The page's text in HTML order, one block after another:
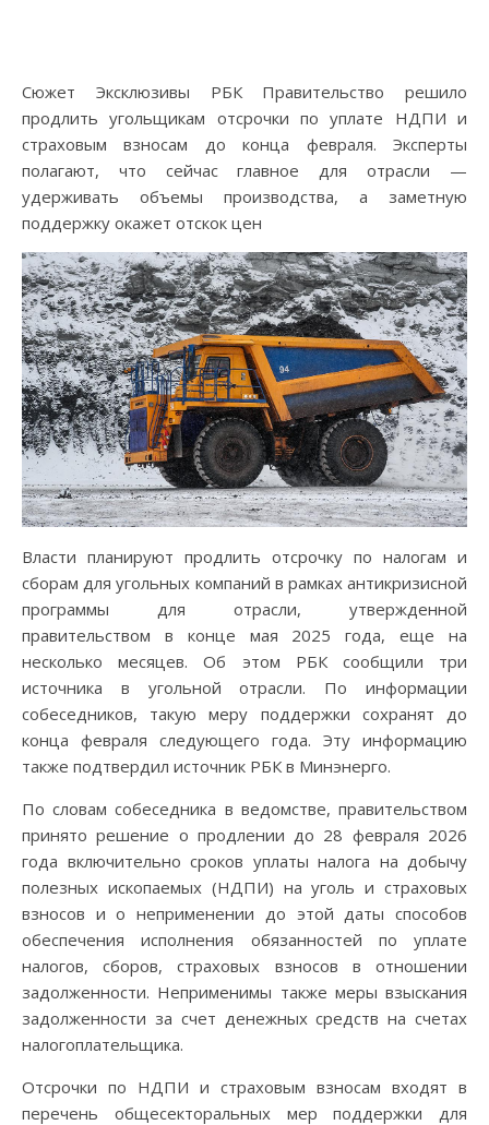
Сюжет Эксклюзивы РБК Правительство решило
продлить угольщикам отсрочки по уплате НДПИ и
страховым взносам до конца февраля. Эксперты
полагают, что сейчас главное для отрасли —
удерживать объемы производства, а заметную
поддержку окажет отскок цен
Власти планируют продлить отсрочку по налогам и
сборам для угольных компаний в рамках антикризисной
программы для отрасли, утвержденной
правительством в конце мая 2025 года, еще на
несколько месяцев. Об этом РБК сообщили три
источника в угольной отрасли. По информации
собеседников, такую меру поддержки сохранят до
конца февраля следующего года. Эту информацию
также подтвердил источник РБК в Минэнерго.
По словам собеседника в ведомстве, правительством
принято решение о продлении до 28 февраля 2026
года включительно сроков уплаты налога на добычу
полезных ископаемых (НДПИ) на уголь и страховых
взносов и о неприменении до этой даты способов
обеспечения исполнения обязанностей по уплате
налогов, сборов, страховых взносов в отношении
задолженности. Неприменимы также меры взыскания
задолженности за счет денежных средств на счетах
налогоплательщика.
Отсрочки по НДПИ и страховым взносам входят в
перечень общесекторальных мер поддержки для